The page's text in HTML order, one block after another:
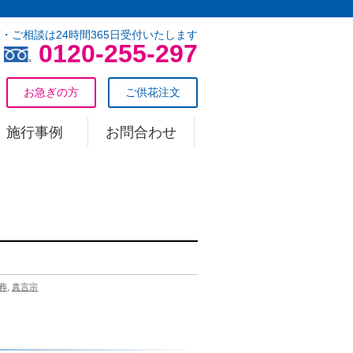
ご相談は24時間365日受付いたします
0120-255-297
ご供花注文
お急ぎの方
施行事例 お問合わせ
真言宗